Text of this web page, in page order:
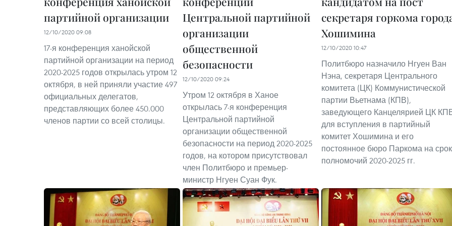
партийной организации
12/10/2020 09:08
17-я конференция ханойской
партийной организации на период
2020-2025 годов открылась утром 12
октября, в ней приняли участие 497
официальных делегатов,
представляющих более 450.000
членов партии со всей столицы.
Центральной партийной
организации
общественной
безопасности
12/10/2020 09:24
Утром 12 октября в Ханое
открылась 7-я конференция
Центральной партийной
организации общественной
безопасности на период 2020-2025
годов, на котором присутствовал
член Политбюро и премьер-
министр Нгуен Суан Фук.
секретаря горкома
Хошимина
12/10/2020 10:47
Политбюро назначило Нгуен Ван
Нэна, секретаря Центрального
комитета (ЦК) Коммунистической
партии Вьетнама (КПВ),
заведующего Канцелярией ЦК
для вступления в партийный
комитет Хошимина и его
постоянное бюро Паркома на срок
полномочий 2020-2025 гг.